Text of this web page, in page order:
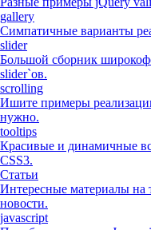
gallery
Симпатичные варианты
slider
Большой сборник
slider`ов.
scrolling
Ишите примеры
нужно.
tooltips
Красивые и динамичные
CSS3.
Статьи
Интересные материалы на
новости.
javascript